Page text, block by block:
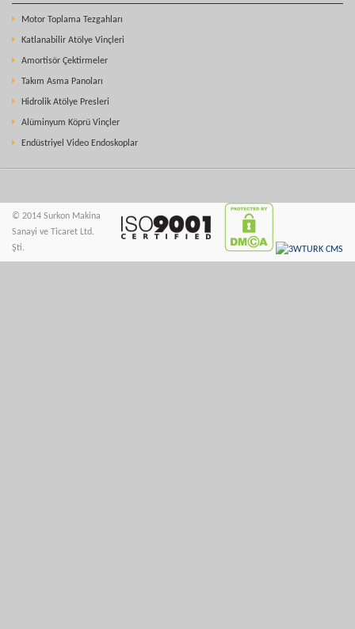
Motor Toplama Tezgahları
Katlanabilir Atölye Vinçleri
Amortisör Çektirmeler
Takım Asma Panoları
Hidrolik Atölye Presleri
Alüminyum Köprü Vinçler
Endüstriyel Video Endoskoplar
© 2014 Surkon Makina
Sanayi ve Ticaret Ltd.
Şti.